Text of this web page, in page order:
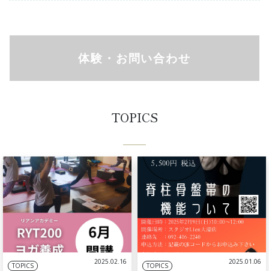
体験・お問い合わせ
TOPICS
TOPICS 2025.02.16 TOPICS 2025.01.06